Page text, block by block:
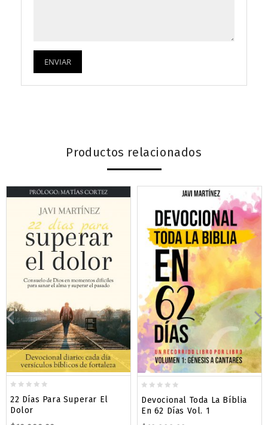
Productos relacionados
out
of
22 Días Para Superar El
Dolor
out
of
Devocional Toda La Bíblia
En 62 Días Vol. 1